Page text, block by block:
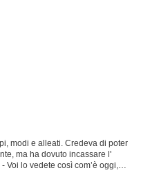
modi e alleati. Credeva di poter
ma ha dovuto incassare l'
lo vedete così com’è oggi,